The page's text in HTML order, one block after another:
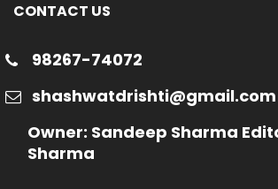
CONTACT US
98267-74072
shashwatdrishti@gmail.com
Owner: Sandeep Sharma
Sharma